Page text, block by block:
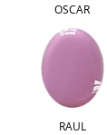
OSCAR
RAUL